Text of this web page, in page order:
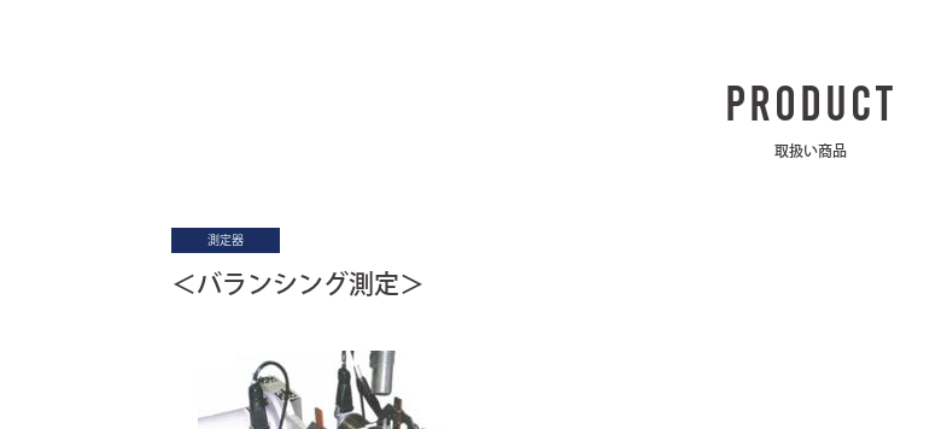
PRODUCT
取扱い商品
測定器
＜バランシング測定＞